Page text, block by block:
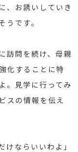
、お誘いしていき
うです。
訪問を続け、母親
化することに特
。見学に行ってみ
スの情報を伝え
けならいいわよ」